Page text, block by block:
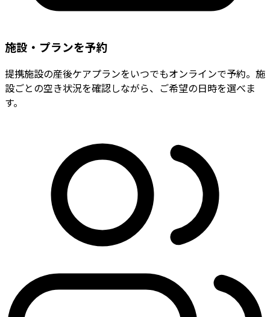
施設・プランを予約
提携施設の産後ケアプランをいつでもオンラインで予約。施
設ごとの空き状況を確認しながら、ご希望の日時を選べま
す。